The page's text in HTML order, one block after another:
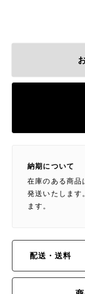
納期について
在庫のある商品
発送いたします
ます。
配送・送料